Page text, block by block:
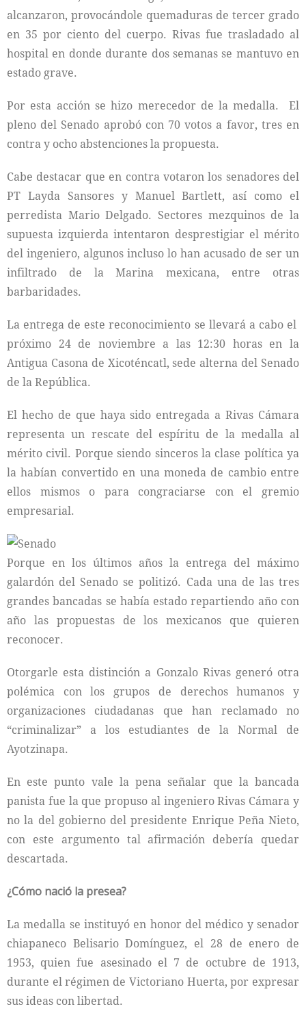
alcanzaron, provocándole quemaduras de tercer grado
en 35 por ciento del cuerpo. Rivas fue trasladado al
hospital en donde durante dos semanas se mantuvo en
estado grave.
Por esta acción se hizo merecedor de la medalla. El
pleno del Senado aprobó con 70 votos a favor, tres en
contra y ocho abstenciones la propuesta.
Cabe destacar que en contra votaron los senadores del
PT Layda Sansores y Manuel Bartlett, así como el
perredista Mario Delgado. Sectores mezquinos de la
supuesta izquierda intentaron desprestigiar el mérito
del ingeniero, algunos incluso lo han acusado de ser un
infiltrado de la Marina mexicana, entre otras
barbaridades.
La entrega de este reconocimiento se llevará a cabo el
próximo 24 de noviembre a las 12:30 horas en la
Antigua Casona de Xicoténcatl, sede alterna del Senado
de la República.
El hecho de que haya sido entregada a Rivas Cámara
representa un rescate del espíritu de la medalla al
mérito civil. Porque siendo sinceros la clase política ya
la habían convertido en una moneda de cambio entre
ellos mismos o para congraciarse con el gremio
empresarial.
Porque en los últimos años la entrega del máximo
galardón del Senado se politizó. Cada una de las tres
grandes bancadas se había estado repartiendo año con
año las propuestas de los mexicanos que quieren
reconocer.
Otorgarle esta distinción a Gonzalo Rivas generó otra
polémica con los grupos de derechos humanos y
organizaciones ciudadanas que han reclamado no
“criminalizar” a los estudiantes de la Normal de
Ayotzinapa.
En este punto vale la pena señalar que la bancada
panista fue la que propuso al ingeniero Rivas Cámara y
no la del gobierno del presidente Enrique Peña Nieto,
con este argumento tal afirmación debería quedar
descartada.
¿Cómo nació la presea?
La medalla se instituyó en honor del médico y senador
chiapaneco Belisario Domínguez, el 28 de enero de
1953, quien fue asesinado el 7 de octubre de 1913,
durante el régimen de Victoriano Huerta, por expresar
sus ideas con libertad.